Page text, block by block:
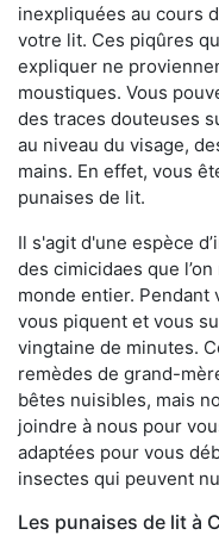
inexpliquées au cours
votre lit. Ces piqûres
expliquer ne
moustiques. Vous
des traces douteuses
au niveau du visage,
mains. En effet, vous
punaises de lit.
Il s'agit d'une espèce
des cimicidaes que
monde entier. Pendant
vous piquent et vous
vingtaine de minutes.
remèdes de grand-
bêtes nuisibles, mais
joindre à nous pour
adaptées pour vous
insectes qui peuvent
Les punaises de lit à